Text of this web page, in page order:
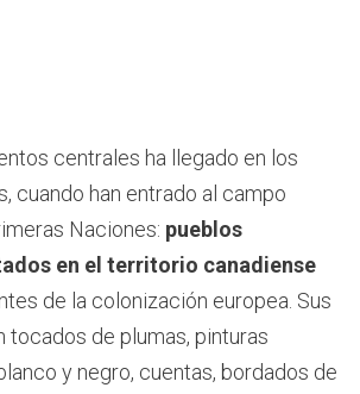
centrales ha llegado en los
cuando han entrado al campo
Naciones: pueblos
en el territorio canadiense
de la colonización europea. Sus
tocados de plumas, pinturas
y negro, cuentas, bordados de